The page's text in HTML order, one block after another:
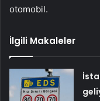
otomobil.
İlgili Makaleler